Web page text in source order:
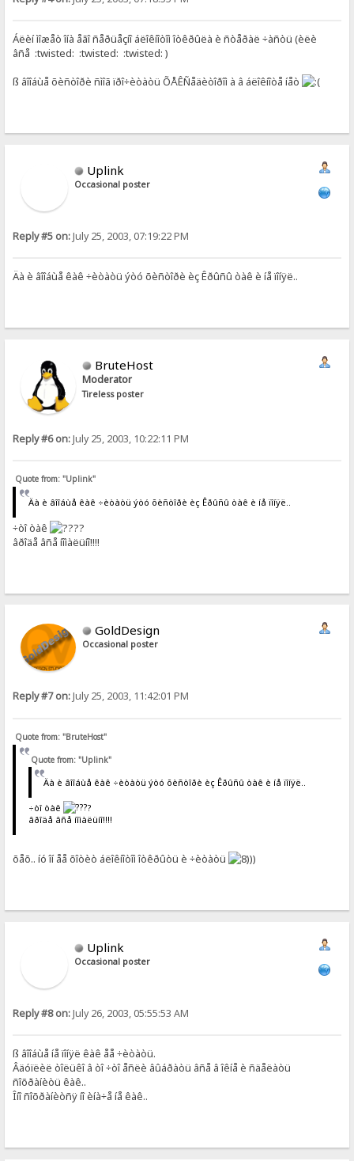
Áëèí ìîæåò îíà åãî ñåðüåçíî áëîêíîòîì îòêðûëà è ñòåðàë ÷àñòü (èëè
âñå :twisted: :twisted: :twisted: )
ß âîîáùå õèñòîðè ñìîã ïðî÷èòàòü ÕÅÊÑåäèòîðîì à â áëîêíîòå íåò
Uplink
Occasional poster
Reply #5 on:July 25, 2003, 07:19:22 PM
Äà è âîîáùå êàê ÷èòàòü ýòó õèñòîðè èç Êðûñû òàê è íå ïîíÿë..
BruteHost
Moderator
Tireless poster
Reply #6 on:July 25, 2003, 10:22:11 PM
Quote from: "Uplink"
Äà è âîîáùå êàê ÷èòàòü ýòó õèñòîðè èç Êðûñû òàê è íå ïîíÿë..
÷òî òàê
?
âðîäå âñå íîìàëüíî!!!!
GoldDesign
Occasional poster
Reply #7 on:July 25, 2003, 11:42:01 PM
Quote from: "BruteHost"
Quote from: "Uplink"
Äà è âîîáùå êàê ÷èòàòü ýòó õèñòîðè èç Êðûñû òàê è íå ïîíÿë..
÷òî òàê
?
âðîäå âñå íîìàëüíî!!!!
õåõ.. íó îí åå õîòèò áëîêíîòîì îòêðûòü è ÷èòàòü ))
Uplink
Occasional poster
Reply #8 on:July 26, 2003, 05:55:53 AM
ß âîîáùå íå ïîíÿë êàê åå ÷èòàòü.
Âäóïëèë òîëüêî â òî ÷òî åñëè âûáðàòü âñå â îêíå è ñäåëàòü
ñîõðàíèòü êàê..
Îíî ñîõðàíèòñÿ íî èíà÷å íå êàê..